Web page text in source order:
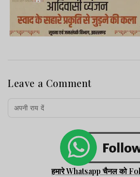
Leave a Comment
हमारे Whatsapp चैनल को